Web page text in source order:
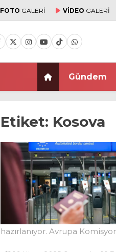
FOTO GALERİ VİDEO GALERİ
Gündem
Etiket: Kosova
hazırlanıyor. Avrupa